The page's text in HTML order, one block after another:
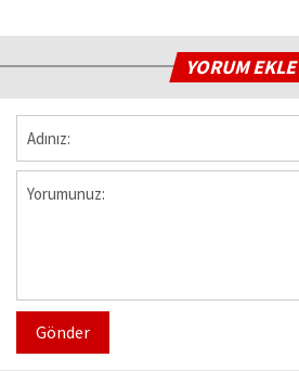
YORUM EKLE
Gönder